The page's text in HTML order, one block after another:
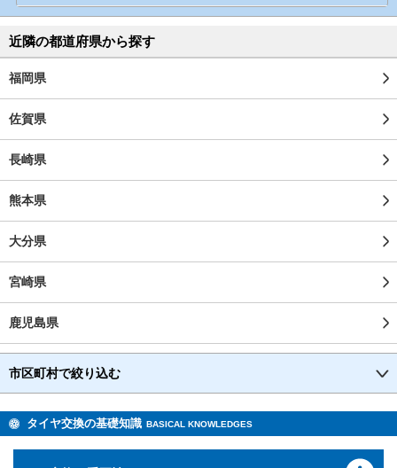
近隣の都道府県から探す
福岡県
佐賀県
長崎県
熊本県
大分県
宮崎県
鹿児島県
市区町村で絞り込む
タイヤ交換の基礎知識 BASICAL KNOWLEDGES